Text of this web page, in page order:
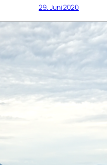
29. Juni 2020